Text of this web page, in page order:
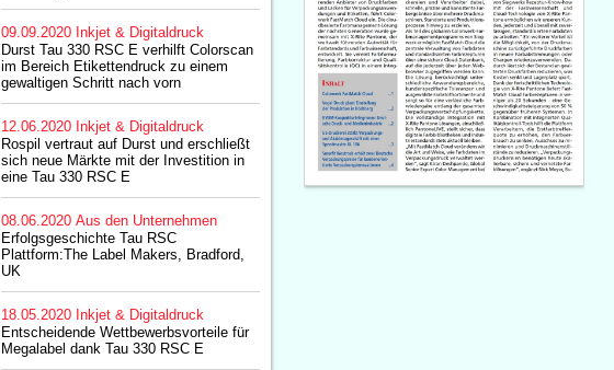
09.09.2020 Inkjet & Digitaldruck
Durst Tau 330 RSC E verhilft Colorscan
im Bereich Etikettendruck zu einem
gewaltigen Schritt nach vorn
12.06.2020 Inkjet & Digitaldruck
Rospil vertraut auf Durst und erschließt
sich neue Märkte mit der Investition in
eine Tau 330 RSC E
08.06.2020 Aus den Unternehmen
Erfolgsgeschichte Tau RSC
Plattform:The Label Makers, Bradford,
UK
18.05.2020 Inkjet & Digitaldruck
Entscheidende Wettbewerbsvorteile für
Megalabel dank Tau 330 RSC E